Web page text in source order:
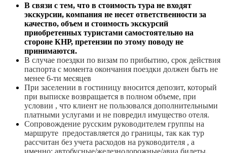
В связи с тем, что в стоимость тура не входят
экскурсии, компания не несет ответственности за
качество, объем и стоимость экскурсий
приобретенных туристами самостоятельно на
стороне КНР, претензии по этому поводу не
принимаются.
В случае поездки по визам по прибытию, срок действия
паспорта с момента окончания поездки должен быть не
менее 6-ти месяцев
При заселении в гостиницу вносится депозит, который
при выписке возвращается в полном объеме, при
условии , что клиент не пользовался дополнительными
платными услугами и не повредил имущество отеля.
Сопровождение русским руководителем группы на
маршруте предоставляется до границы, так как тур
рассчитан без учета расходов на руководителя , а
именно: автобусные/железнодорожные/авиа билеты,